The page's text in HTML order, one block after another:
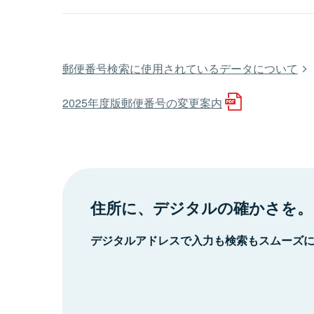
郵便番号検索に使用されているデータについて
2025年度版郵便番号の変更案内
住所に、デジタルの確かさを。
デジタルアドレスで入力も検索もスムーズ